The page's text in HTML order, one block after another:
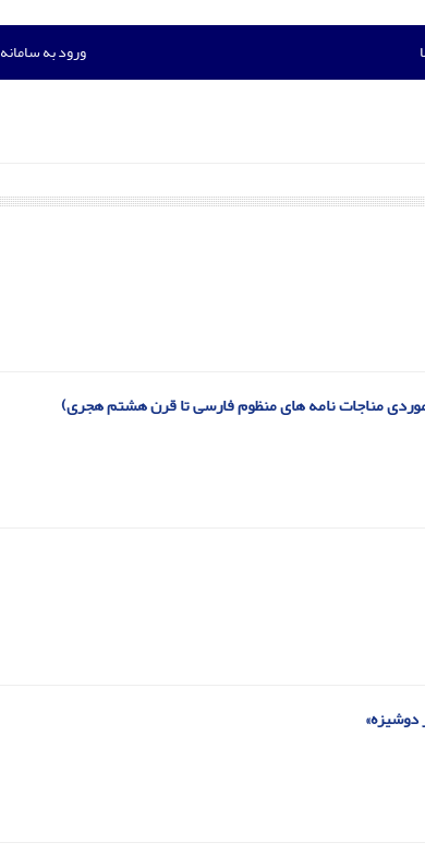
ورود به سامانه
موردی مناجات‏ نامه ‏های منظوم فارسی تا قرن هشتم هجری)
دوشیزه»